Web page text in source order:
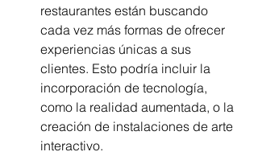
restaurantes están buscando
cada vez más formas de ofrecer
experiencias únicas a sus
clientes. Esto podría incluir la
incorporación de tecnología,
como la realidad aumentada, o la
creación de instalaciones de arte
interactivo.